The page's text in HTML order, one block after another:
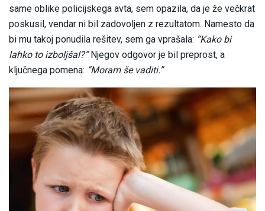
same oblike policijskega avta, sem opazila, da je že večkrat
poskusil, vendar ni bil zadovoljen z rezultatom. Namesto da
bi mu takoj ponudila rešitev, sem ga vprašala: “Kako bi
lahko to izboljšal?”Njegov odgovor je bil preprost, a
ključnega pomena: “Moram še vaditi.”